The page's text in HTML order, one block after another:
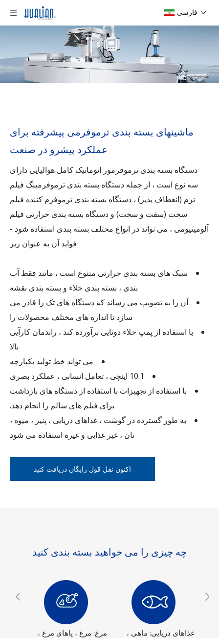
فارسی
ماشینهای بسته بندی ترموفرمی پیشرفته برای
عملکرد پیشرو در صنعت
دستگاه بسته بندی ترموفرمور اتوماتیک کامل هوالیایی دارای
سه نوع است ، از جمله دستگاه بسته بندی ترموفرمینگ فیلم
نرم (انعطاف پذیر) ، دستگاه بسته بندی ترموفرم کننده فیلم
سخت (سفت و سخت) و دستگاه بسته بندی حرارتی فیلم
آلومینیومی ، می تواند در انواع مختلف بسته بندی استفاده شود -
فواید آن به عنوان زیر
سبک های بسته بندی حرارتی متنوع است ، مانند فقط آب
بندی ، بسته بندی خلاء و بسته بندی نقشه
آن را به تصویب می رساند که دستگاه های تک را قادر می
سازد تا اندازه های مختلف محصولات را
با استفاده از پمپ خلاء دوتایی برآورده کند ، راندمان کارآیی
بالا
می تواند خط تولید یکپارچه
10.1 اینچی ، تعامل انسانی ، عملکرد بصری
با استفاده از تجهیزات با استفاده از دستگاه های بازداشت
برای فیلم های سالم را انجام دهد.
به طور گسترده در گوشت ، غذاهای دریایی ، پنیر ، میوه ،
نان ، غیر غذایی و غیره استفاده می شود
اکنون نقل قول رایگان دریافت کنید
چه چیزی را می خواهید بسته بندی کنید
مرغ: مرغ ، پاهای مرغ ،
غذاهای دریایی: ماهی ،